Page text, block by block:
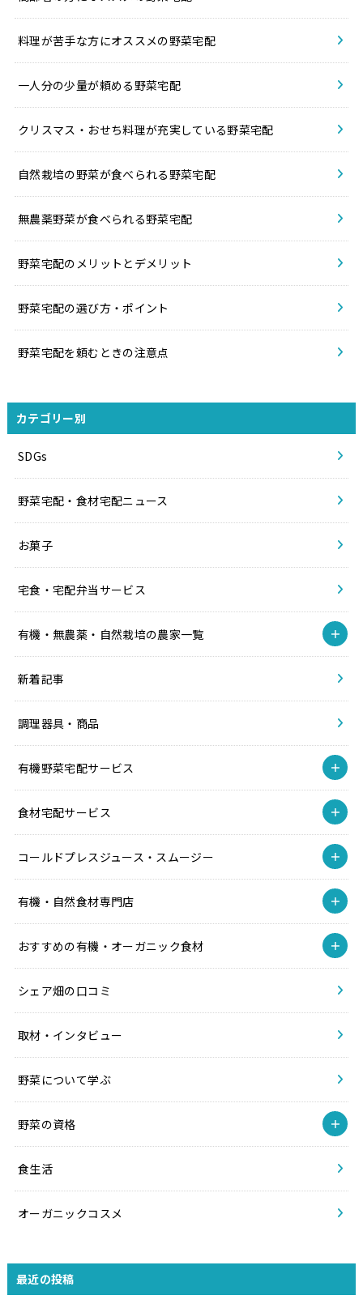
料理が苦手な方にオススメの野菜宅配
一人分の少量が頼める野菜宅配
クリスマス・おせち料理が充実している野菜宅配
自然栽培の野菜が食べられる野菜宅配
無農薬野菜が食べられる野菜宅配
野菜宅配のメリットとデメリット
野菜宅配の選び方・ポイント
野菜宅配を頼むときの注意点
カテゴリー別
SDGs
野菜宅配・食材宅配ニュース
お菓子
宅食・宅配弁当サービス
有機・無農薬・自然栽培の農家一覧
新着記事
調理器具・商品
有機野菜宅配サービス
食材宅配サービス
コールドプレスジュース・スムージー
有機・自然食材専門店
おすすめの有機・オーガニック食材
シェア畑の口コミ
取材・インタビュー
野菜について学ぶ
野菜の資格
食生活
オーガニックコスメ
最近の投稿